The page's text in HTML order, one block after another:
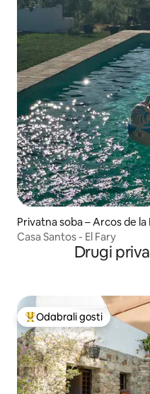
Privatna soba – Arcos de
Casa Santos - El Fary
Drugi
Među najviše rangiranima
Odabrali gosti